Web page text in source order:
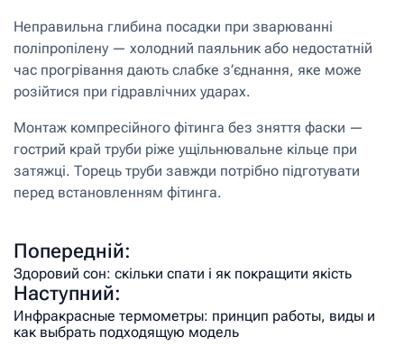
Неправильна глибина посадки при зварюванні
поліпропілену — холодний паяльник або недостатній
час прогрівання дають слабке з’єднання, яке може
розійтися при гідравлічних ударах.
Монтаж компресійного фітинга без зняття фаски —
гострий край труби ріже ущільнювальне кільце при
затяжці. Торець труби завжди потрібно підготувати
перед встановленням фітинга.
Попередній:
Здоровий сон: скільки спати і як покращити якість
Наступний:
Инфракрасные термометры: принцип работы, виды и
как выбрать подходящую модель